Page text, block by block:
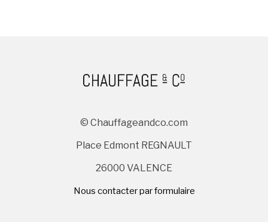
© Chauffageandco.com
Place Edmont REGNAULT
26000 VALENCE
Nous contacter par formulaire